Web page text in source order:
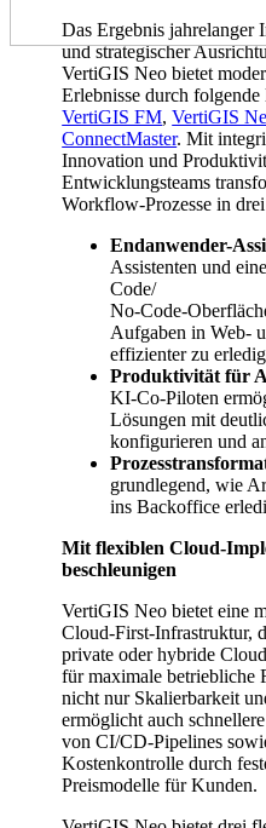
Das Ergebnis jahrelanger
und strategischer
VertiGIS Neo bietet
Erlebnisse durch
VertiGIS FM,VertiGIS
ConnectMaster. Mit
Innovation und
Entwicklungsteams
Workflow-Prozesse in
Endanwender-
Assistenten und
Code/
No-Code-
Aufgaben in Web-
effizienter zu
Produktivität für
KI-Co-Piloten
Lösungen mit
konfigurieren und
grundlegend, wie
ins Backoffice
Mit flexiblen Cloud-
beschleunigen
VertiGIS Neo bietet eine
Cloud-First-Infrastruktur,
private oder hybride
für maximale betriebliche
nicht nur Skalierbarkeit
ermöglicht auch
von CI/CD-Pipelines
Kostenkontrolle durch
Preismodelle für Kunden.